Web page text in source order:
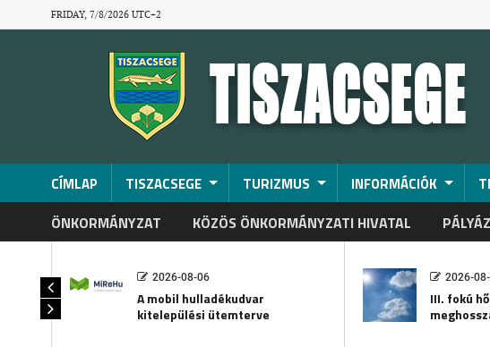
FRIDAY, 7/8/2026 UTC+2
CÍMLAP TISZACSEGE TURIZMUS INFORMÁCIÓK
ÖNKORMÁNYZAT KÖZÖS ÖNKORMÁNYZATI HIVATAL
2026-08-06
A mobil hulladékudvar
kitelepülési ütemterve
2026-
III. fokú